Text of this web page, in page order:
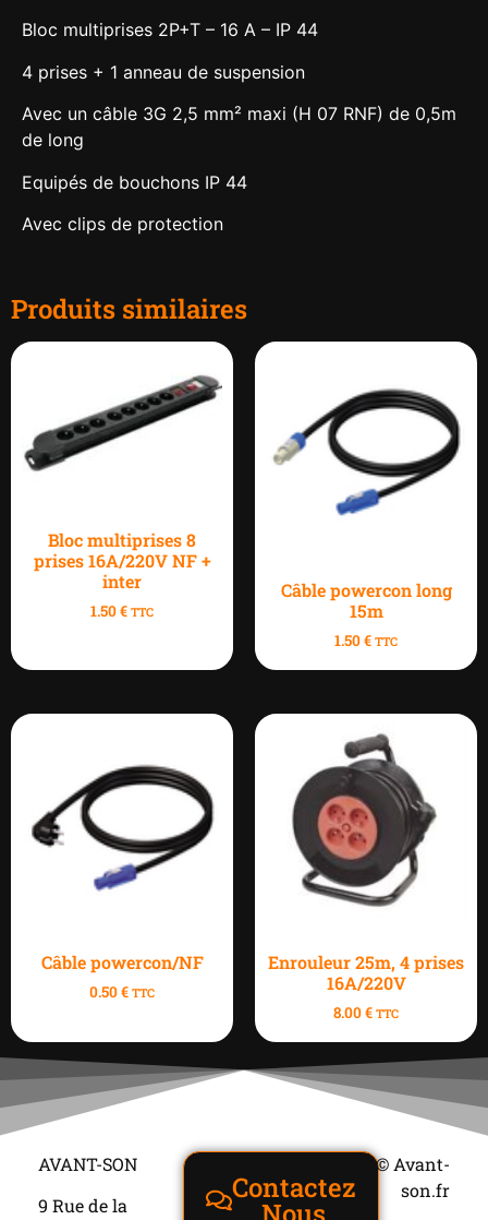
Bloc multiprises 2P+T – 16 A – IP 44
4 prises + 1 anneau de suspension
Avec un câble 3G 2,5 mm² maxi (H 07 RNF) de 0,5m
de long
Equipés de bouchons IP 44
Avec clips de protection
Produits similaires
Bloc multiprises 8
prises 16A/220V NF +
inter
1.50€ TTC
Câble powercon long
15m
1.50€ TTC
Câble powercon/NF
0.50€ TTC
Enrouleur 25m, 4 prises
16A/220V
8.00€ TTC
AVANT-SON
9 Rue de la
Contactez
© Avant-
son.fr